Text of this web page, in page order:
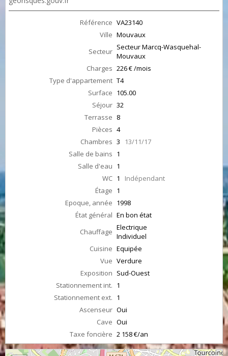
Référence VA23140
Ville Mouvaux
Secteur Secteur Marcq-Wasquehal-
Mouvaux
Charges 226 € /mois
Type d'appartement T4
Surface 105.00
Séjour 32
Terrasse 8
Pièces 4
Chambres 3
13/11/17
Salle de bains 1
Salle d'eau 1
WC 1 Indépendant
Étage 1
Epoque, année 1998
État général En bon état
Chauffage Electrique
Individuel
Cuisine Equipée
Vue Verdure
Exposition Sud-Ouest
Stationnement int. 1
Stationnement ext. 1
Ascenseur Oui
Cave Oui
Taxe foncière 2 158 €/an